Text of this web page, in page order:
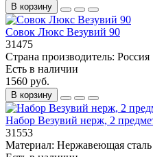
В корзину
Совок Люкс Везувий 90
31475
Страна производитель: Россия
Есть в наличии
1560 руб.
В корзину
Набор Везувий нерж, 2
31553
Материал: Нержавеющая сталь